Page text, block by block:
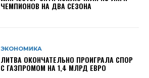
ЧЕМПИОНОВ НА ДВА СЕЗОНА
ЭКОНОМИКА
ЛИТВА ОКОНЧАТЕЛЬНО ПРОИГРАЛА СПОР
С ГАЗПРОМОМ НА 1,4 МЛРД ЕВРО